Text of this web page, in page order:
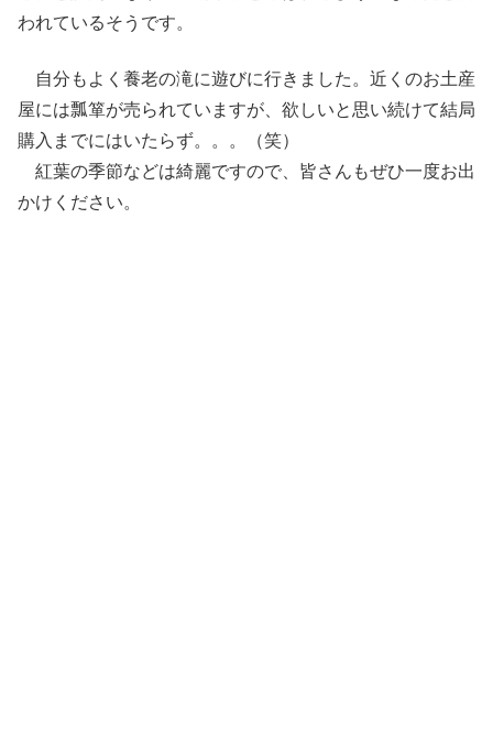
われているそうです。
自分もよく養老の滝に遊びに行きました。近くのお土産
屋には瓢箪が売られていますが、欲しいと思い続けて結局
購入までにはいたらず。。。（笑）
紅葉の季節などは綺麗ですので、皆さんもぜひ一度お出
かけください。